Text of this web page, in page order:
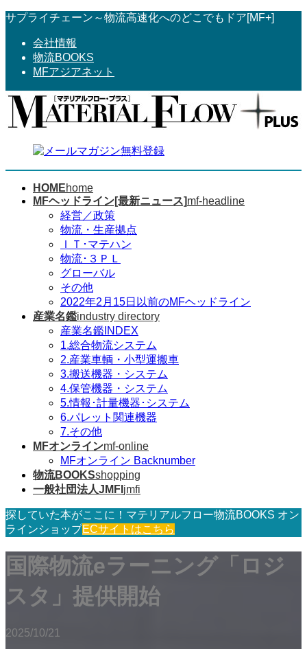
コ
へ
ス
ナ
ョ
ン
サプライチェーン～物流高速化へのどこでもドア[MF+]
会社情報
物流BOOKS
MFアジアネット
HOMEhome
MFヘッドライン[最新ニュース]mf-headline
経営／政策
物流・生産拠点
ＩＴ･マテハン
物流･３ＰＬ
グローバル
その他
2022年2月15日以前のMFヘッドライン
産業名鑑industry directory
産業名鑑INDEX
1.総合物流システム
2.産業車輌・小型運搬車
3.搬送機器・システム
4.保管機器・システム
5.情報･計量機器･システム
6.パレット関連機器
7.その他
MFオンラインmf-online
MFオンライン Backnumber
物流BOOKSshopping
一般社団法人JMFI jmfi
探していた本がここに！マテリアルフロー物流BOOKS オン
ラインショップECサイトはこちら
国際物流eラーニング「ロジ
スタ」提供開始
2025/10/21